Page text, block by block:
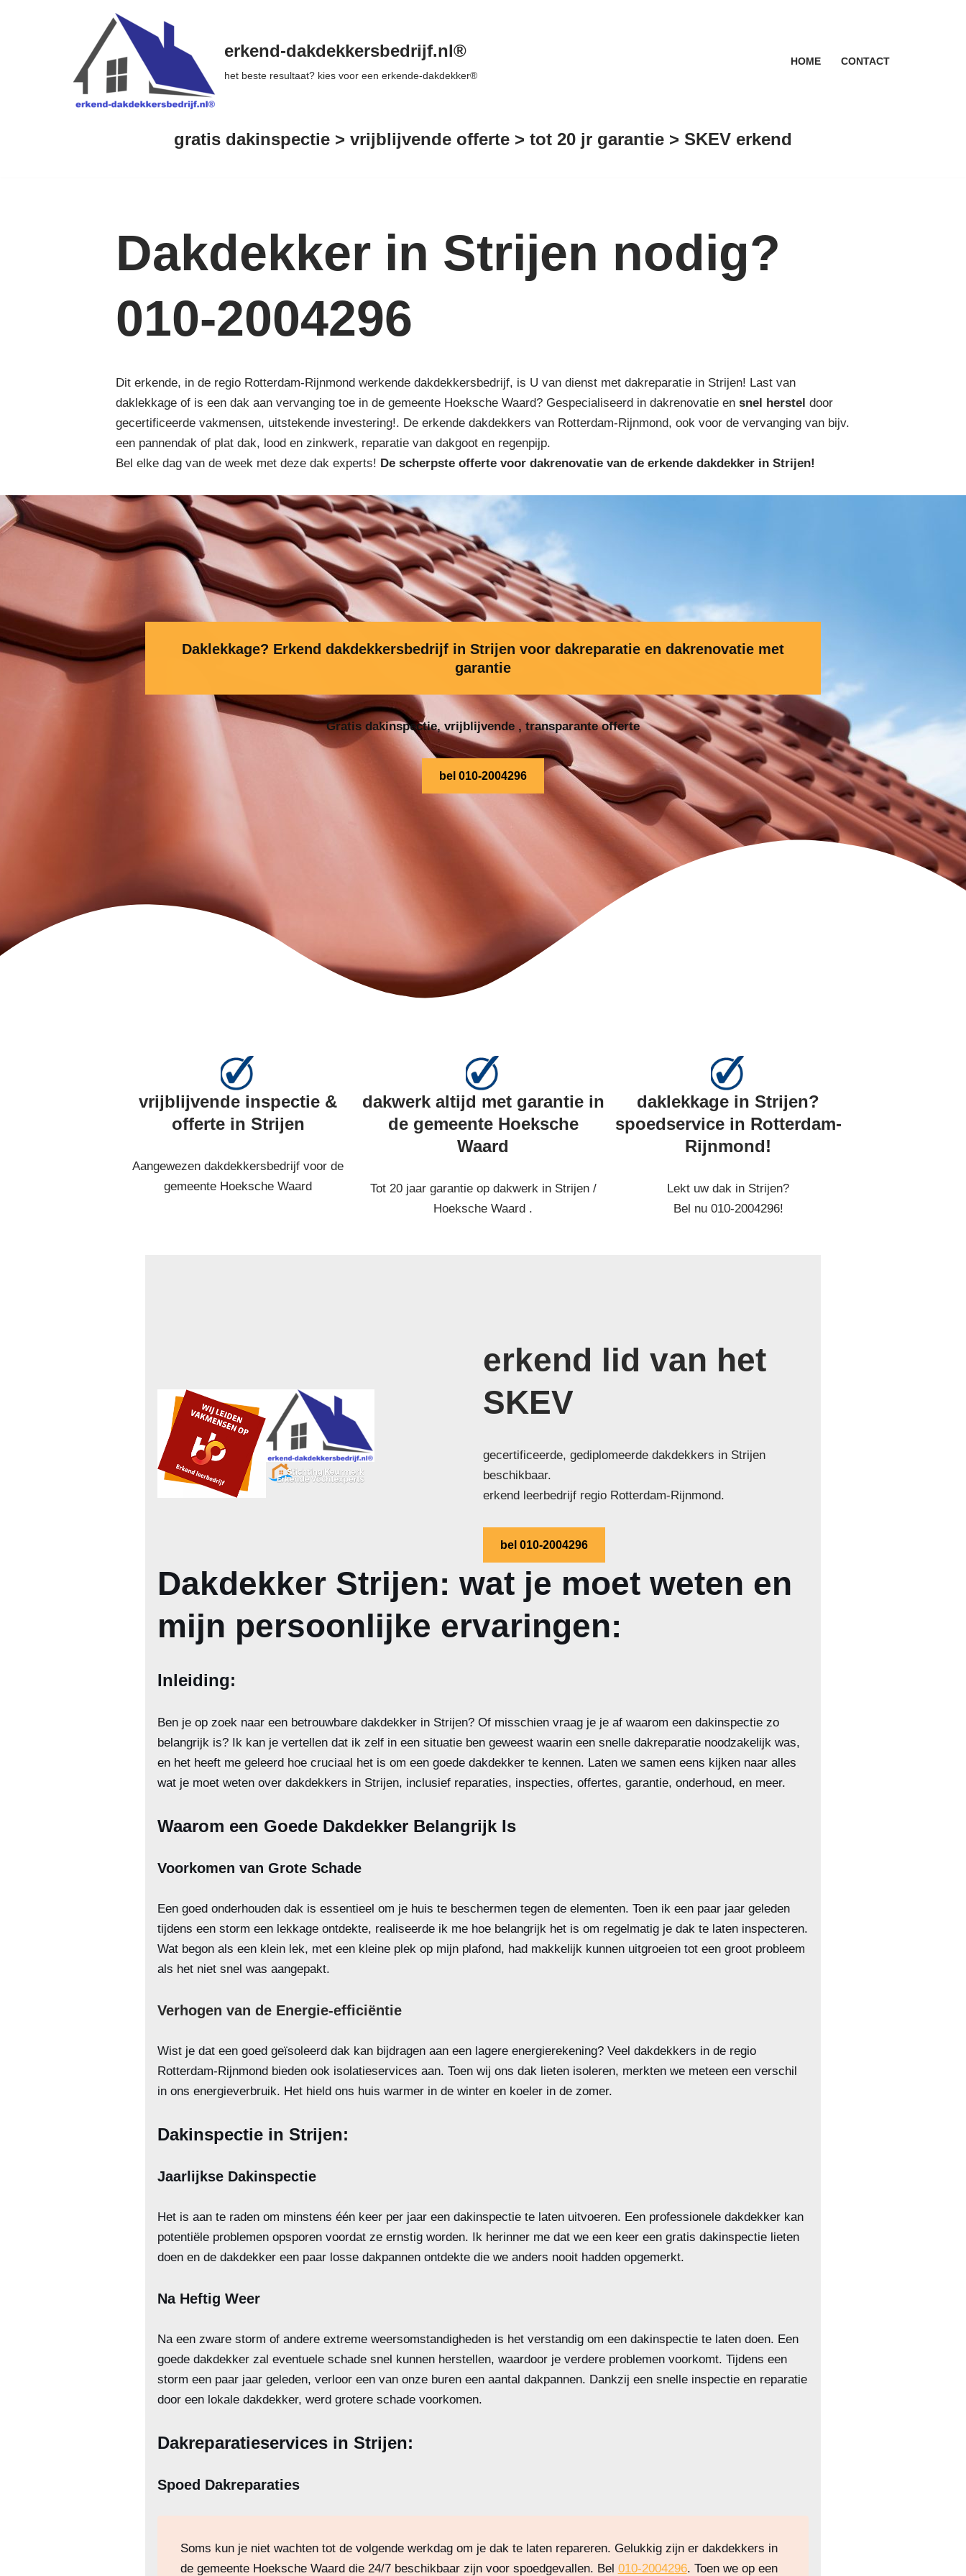
erkend-dakdekkersbedrijf.nl®
het beste resultaat? kies voor een erkende-dakdekker®
HOME CONTACT
gratis dakinspectie > vrijblijvende offerte > tot 20 jr garantie > SKEV erkend
Dakdekker in Strijen nodig?
010-2004296
Dit erkende, in de regio Rotterdam-Rijnmond werkende dakdekkersbedrijf, is U van dienst met dakreparatie in Strijen! Last van
daklekkage of is een dak aan vervanging toe in de gemeente Hoeksche Waard? Gespecialiseerd in dakrenovatie en snel herstel door
gecertificeerde vakmensen, uitstekende investering!. De erkende dakdekkers van Rotterdam-Rijnmond, ook voor de vervanging van bijv.
een pannendak of plat dak, lood en zinkwerk, reparatie van dakgoot en regenpijp.
Bel elke dag van de week met deze dak experts! De scherpste offerte voor dakrenovatie van de erkende dakdekker in Strijen!
Daklekkage? Erkend dakdekkersbedrijf in Strijen voor dakreparatie en dakrenovatie met
garantie
Gratis dakinspectie, vrijblijvende , transparante offerte
bel 010-2004296
vrijblijvende inspectie &
offerte in Strijen
Aangewezen dakdekkersbedrijf voor de
gemeente Hoeksche Waard
dakwerk altijd met garantie in
de gemeente Hoeksche
Waard
Tot 20 jaar garantie op dakwerk in Strijen /
Hoeksche Waard .
daklekkage in Strijen?
spoedservice in Rotterdam-
Rijnmond!
Lekt uw dak in Strijen?
Bel nu 010-2004296!
erkend lid van het
SKEV
gecertificeerde, gediplomeerde dakdekkers in Strijen
beschikbaar.
erkend leerbedrijf regio Rotterdam-Rijnmond.
bel 010-2004296
Dakdekker Strijen: wat je moet weten en
mijn persoonlijke ervaringen:
Inleiding:
Ben je op zoek naar een betrouwbare dakdekker in Strijen? Of misschien vraag je je af waarom een dakinspectie zo
belangrijk is? Ik kan je vertellen dat ik zelf in een situatie ben geweest waarin een snelle dakreparatie noodzakelijk was,
en het heeft me geleerd hoe cruciaal het is om een goede dakdekker te kennen. Laten we samen eens kijken naar alles
wat je moet weten over dakdekkers in Strijen, inclusief reparaties, inspecties, offertes, garantie, onderhoud, en meer.
Waarom een Goede Dakdekker Belangrijk Is
Voorkomen van Grote Schade
Een goed onderhouden dak is essentieel om je huis te beschermen tegen de elementen. Toen ik een paar jaar geleden
tijdens een storm een lekkage ontdekte, realiseerde ik me hoe belangrijk het is om regelmatig je dak te laten inspecteren.
Wat begon als een klein lek, met een kleine plek op mijn plafond, had makkelijk kunnen uitgroeien tot een groot probleem
als het niet snel was aangepakt.
Verhogen van de Energie-efficiëntie
Wist je dat een goed geïsoleerd dak kan bijdragen aan een lagere energierekening? Veel dakdekkers in de regio
Rotterdam-Rijnmond bieden ook isolatieservices aan. Toen wij ons dak lieten isoleren, merkten we meteen een verschil
in ons energieverbruik. Het hield ons huis warmer in de winter en koeler in de zomer.
Dakinspectie in Strijen:
Jaarlijkse Dakinspectie
Het is aan te raden om minstens één keer per jaar een dakinspectie te laten uitvoeren. Een professionele dakdekker kan
potentiële problemen opsporen voordat ze ernstig worden. Ik herinner me dat we een keer een gratis dakinspectie lieten
doen en de dakdekker een paar losse dakpannen ontdekte die we anders nooit hadden opgemerkt.
Na Heftig Weer
Na een zware storm of andere extreme weersomstandigheden is het verstandig om een dakinspectie te laten doen. Een
goede dakdekker zal eventuele schade snel kunnen herstellen, waardoor je verdere problemen voorkomt. Tijdens een
storm een paar jaar geleden, verloor een van onze buren een aantal dakpannen. Dankzij een snelle inspectie en reparatie
door een lokale dakdekker, werd grotere schade voorkomen.
Dakreparatieservices in Strijen:
Spoed Dakreparaties
Soms kun je niet wachten tot de volgende werkdag om je dak te laten repareren. Gelukkig zijn er dakdekkers in
de gemeente Hoeksche Waard die 24/7 beschikbaar zijn voor spoedgevallen. Bel 010-2004296. Toen we op een